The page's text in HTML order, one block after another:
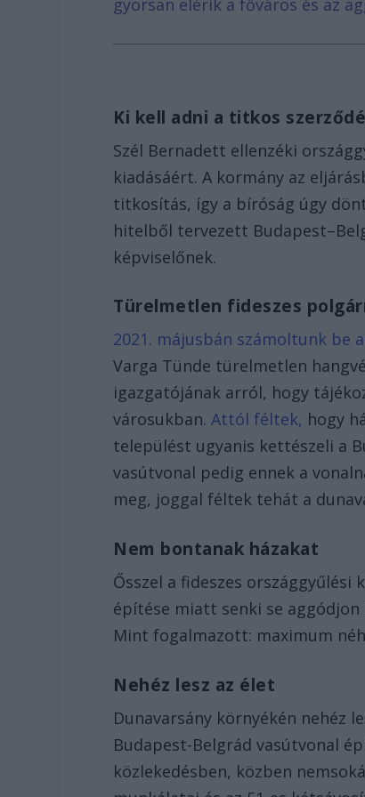
gyorsan elérik a főváros és az
Ki kell adni a titkos
Szél Bernadett ellenzéki
kiadásáért. A kormány az
titkosítás, így a bíróság úgy
hitelből tervezett
képviselőnek.
Türelmetlen fideszes
2021. májusbán számoltunk be
Varga Tünde türelmetlen
igazgatójának arról, hogy
városukban.Attól féltek, hogy
települést ugyanis kettészeli a
vasútvonal pedig ennek a
meg, joggal féltek tehát a
Nem bontanak házakat
Ősszel a fideszes
építése miatt senki se
Mint fogalmazott: maximum
Nehéz lesz az élet
Dunavarsány környékén nehéz
Budapest-Belgrád vasútvonal
közlekedésben, közben